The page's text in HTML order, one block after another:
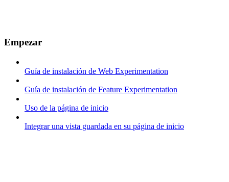
Empezar
Guía de instalación de Web Experimentation
Guía de instalación de Feature Experimentation
Uso de la página de inicio
Integrar una vista guardada en su página de inicio